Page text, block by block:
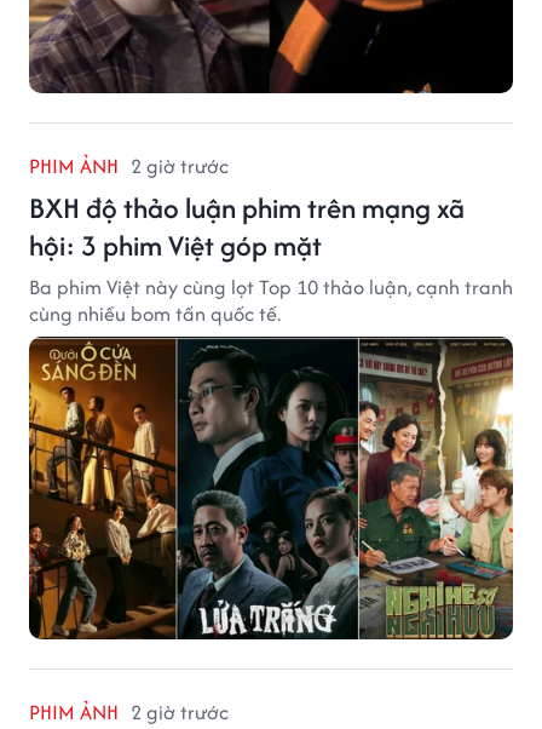
PHIM ẢNH 2 giờ trước
BXH độ thảo luận phim trên mạng xã
hội: 3 phim Việt góp mặt
Ba phim Việt này cùng lọt Top 10 thảo luận, cạnh tranh
cùng nhiều bom tấn quốc tế.
PHIM ẢNH 2 giờ trước